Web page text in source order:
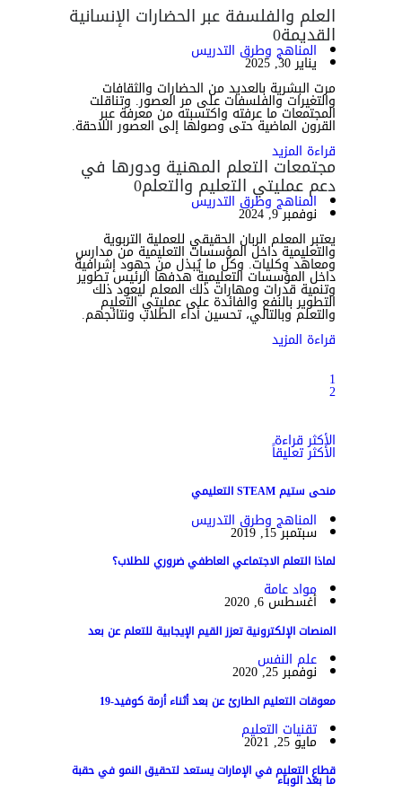
العلم والفلسفة عبر الحضارات الإنسانية
القديمة0
المناهج وطرق التدريس
يناير 30, 2025
مرت البشرية بالعديد من الحضارات والثقافات
والتغيرات والفلسفات على مر العصور. وتناقلت
المجتمعات ما عرفته واكتسبته من معرفة عبر
القرون الماضية حتى وصولها إلى العصور اللاحقة.
قراءة المزيد
مجتمعات التعلم المهنية ودورها في
دعم عمليتي التعليم والتعلم0
المناهج وطرق التدريس
نوفمبر 9, 2024
يعتبر المعلم الربان الحقيقي للعملية التربوية
والتعليمية داخل المؤسسات التعليمية من مدارس
ومعاهد وكليات. وكل ما يُبذل من جهود إشرافية
داخل المؤسسات التعليمية هدفها الرئيس تطوير
وتنمية قدرات ومهارات ذلك المعلم ليعود ذلك
التطوير بالنفع والفائدة على عمليتي التعليم
والتعلم وبالتالي، تحسين أداء الطلاب ونتائجهم.
قراءة المزيد
1
2
الأكثر قراءة
الأكثر تعليقاً
منحى ستيم STEAM التعليمي
المناهج وطرق التدريس
سبتمبر 15, 2019
لماذا التعلم الاجتماعي العاطفي ضروري للطلاب؟
مواد عامة
أغسطس 6, 2020
المنصات الإلكترونية تعزز القيم الإيجابية للتعلم عن بعد
علم النفس
نوفمبر 25, 2020
معوقات التعليم الطارئ عن بعد أثناء أزمة كوفيد-19
تقنيات التعليم
مايو 25, 2021
قطاع التعليم في الإمارات يستعد لتحقيق النمو في حقبة
ما بعد الوباء